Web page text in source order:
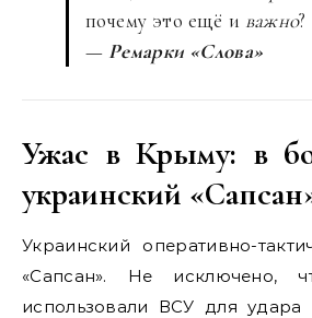
почему это ещё и важно
— Ремарки «Слова»
Ужас в Крыму: в
украинский
Украинский оперативно-
«Сапсан». Не исключено,
использовали ВСУ для